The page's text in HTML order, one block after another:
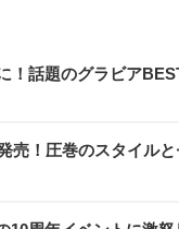
！話題のグラビア
売！圧巻のスタイル